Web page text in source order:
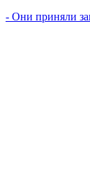
- Они приняли